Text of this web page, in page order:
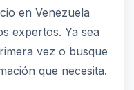
en Venezuela
expertos. Ya sea
vez o busque
que necesita.